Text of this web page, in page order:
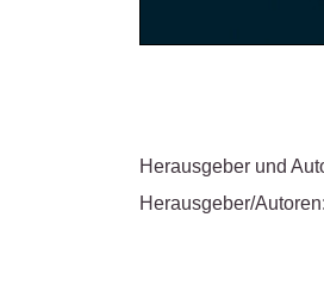
Herausgeber und
Herausgeber/